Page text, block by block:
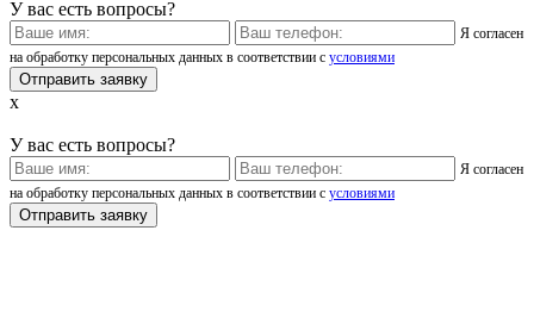
У вас есть вопросы?
Я согласен
на обработку персональных данных в соответствии с условиями
x
У вас есть вопросы?
Я согласен
на обработку персональных данных в соответствии с условиями